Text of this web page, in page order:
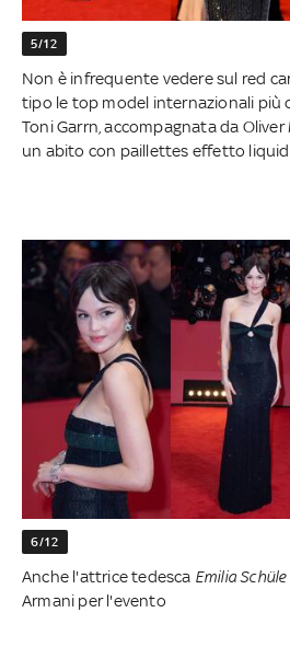
5/12
Non è infrequente vedere sul red
tipo le top model internazionali più
Toni Garrn, accompagnata da
un abito con paillettes effetto
6/12
Anche l'attrice tedesca Emilia Schüle
Armani per l'evento